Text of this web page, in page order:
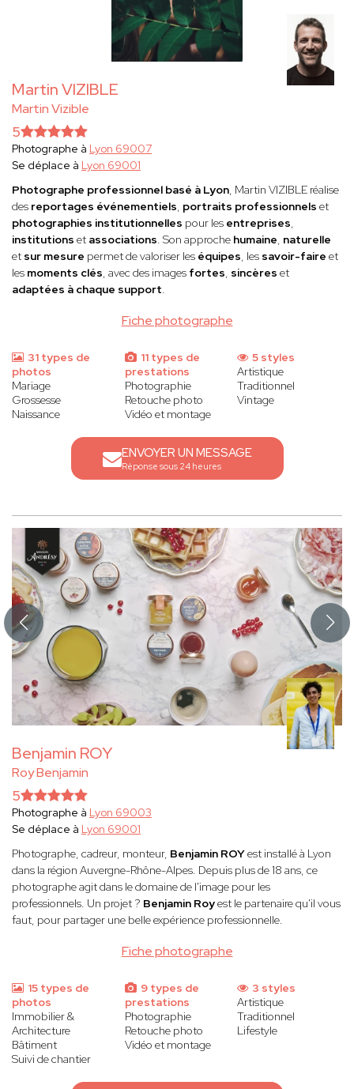
Martin VIZIBLE
Martin Vizible
Fiche photographe
5
Photographe à Lyon 69007
Se déplace à Lyon 69001
Photographe professionnel basé à Lyon, Martin VIZIBLE réalise
des reportages événementiels, portraits professionnels et
photographies institutionnelles pour les entreprises,
institutions et associations. Son approche humaine, naturelle
et sur mesure permet de valoriser les équipes, les savoir-faire et
les moments clés, avec des images fortes, sincères et
adaptées à chaque support.
31 types de
photos
Mariage
Grossesse
Naissance
11 types de
prestations
Photographie
Retouche photo
Vidéo et montage
5 styles
Artistique
Traditionnel
Vintage
ENVOYER UN MESSAGE
Réponse sous 24 heures
Benjamin ROY
Roy Benjamin
Fiche photographe
5
Photographe à Lyon 69003
Se déplace à Lyon 69001
Photographe, cadreur, monteur, Benjamin ROYest installé à Lyon
dans la région Auvergne-Rhône-Alpes. Depuis plus de 18 ans, ce
photographe agit dans le domaine de l'image pour les
professionnels. Un projet ? Benjamin Royest le partenaire qu'il vous
faut, pour partager une belle expérience professionnelle.
15 types de
photos
Immobilier &
Architecture
Bâtiment
Suivi de chantier
9 types de
prestations
Photographie
Retouche photo
Vidéo et montage
3 styles
Artistique
Traditionnel
Lifestyle